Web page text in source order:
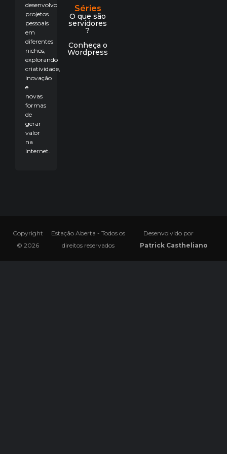
desenvolvo
projetos
pessoais
em
diferentes
nichos,
explorando
criatividade,
inovação
e
novas
formas
de
gerar
valor
na
internet.
Séries
O que são
servidores
?
Conheça o
Wordpress
Copyright
© 2026
Estação Aberta - Todos os
direitos reservados
Desenvolvido por
Patrick Castheliano